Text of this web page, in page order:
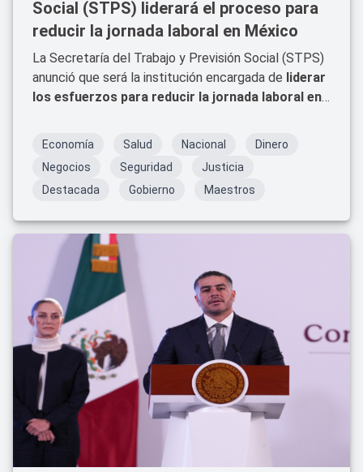
Social (STPS) liderará el proceso para
reducir la jornada laboral en México
La Secretaría del Trabajo y Previsión Social (STPS)
anunció que será la institución encargada de liderar
los esfuerzos para reducir la jornada laboral en
iniciativas legislativas y demandas sociales que
trabajadores, aumentar la productividad y generar un
mayor equilibrio entre la vida personal y laboral.
Economía Salud Nacional
Dinero
Negocios
Seguridad
Justicia
Destacada
Gobierno Maestros